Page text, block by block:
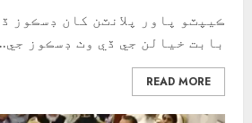
ڪيپٽو پاور پلانٽن کان ڊسڪوز
بابت خيالن جي ڏي وٺ ڊسڪوز
READ MORE